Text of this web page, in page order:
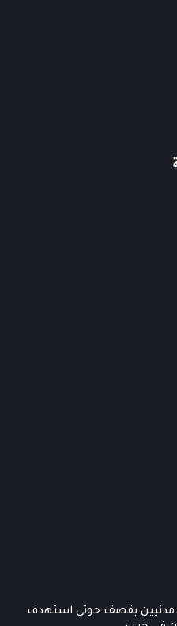
مدنيين بقصف حوثي استهدف